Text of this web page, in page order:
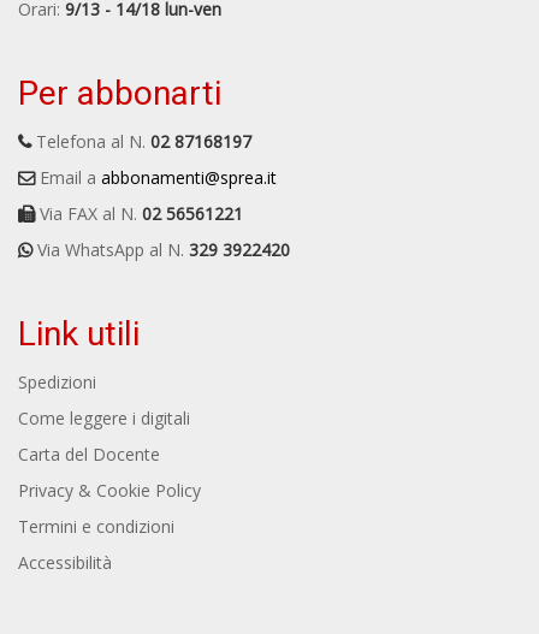
Orari: 9/13 - 14/18 lun-ven
Per abbonarti
Telefona al N. 02 87168197
Email a abbonamenti@sprea.it
Via FAX al N. 02 56561221
Via WhatsApp al N. 329 3922420
Link utili
Spedizioni
Come leggere i digitali
Carta del Docente
Privacy & Cookie Policy
Termini e condizioni
Accessibilità